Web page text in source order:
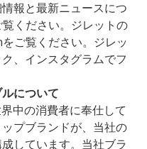
報と最新ニュースにつ
覧ください。ジレットの
をご覧ください。ジレッ
、インスタグラムでフ
について
中の消費者に奉仕して
プブランドが、当社の
しています。当社ブラ